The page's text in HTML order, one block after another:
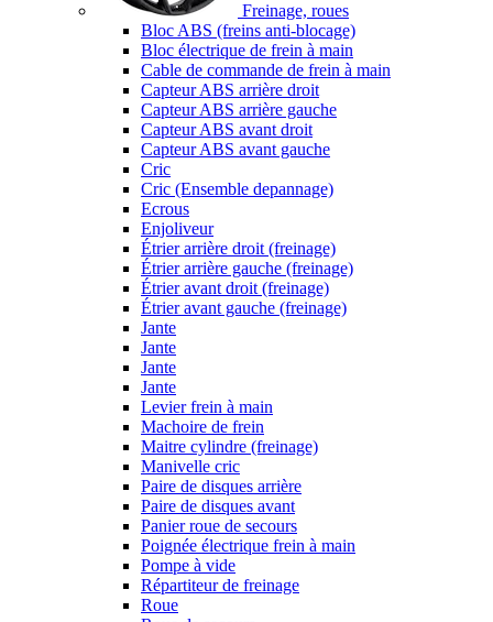
Freinage, roues
Bloc ABS (freins anti-blocage)
Bloc électrique de frein à main
Cable de commande de frein à main
Capteur ABS arrière droit
Capteur ABS arrière gauche
Capteur ABS avant droit
Capteur ABS avant gauche
Cric
Cric (Ensemble depannage)
Ecrous
Enjoliveur
Étrier arrière droit (freinage)
Étrier arrière gauche (freinage)
Étrier avant droit (freinage)
Étrier avant gauche (freinage)
Jante
Jante
Jante
Jante
Levier frein à main
Machoire de frein
Maitre cylindre (freinage)
Manivelle cric
Paire de disques arrière
Paire de disques avant
Panier roue de secours
Poignée électrique frein à main
Pompe à vide
Répartiteur de freinage
Roue